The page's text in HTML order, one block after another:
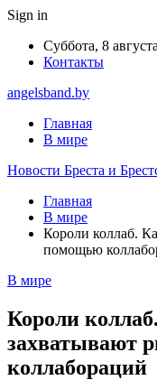
Sign in
Суббота, 8
Контакты
angelsband.by
Главная
В мире
Новости Бреста и
Главная
В мире
Короли коллаб.
помощью
В мире
Короли
захватывают
коллабораций